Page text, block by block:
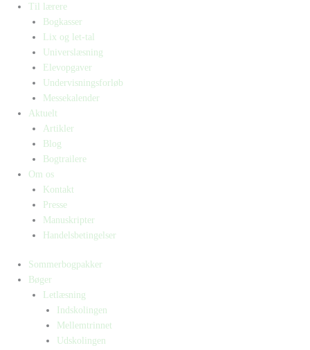
Til lærere
Bogkasser
Lix og let-tal
Universlæsning
Elevopgaver
Undervisningsforløb
Messekalender
Aktuelt
Artikler
Blog
Bogtrailere
Om os
Kontakt
Presse
Manuskripter
Handelsbetingelser
Sommerbogpakker
Bøger
Letlæsning
Indskolingen
Mellemtrinnet
Udskolingen